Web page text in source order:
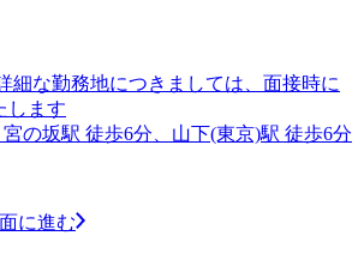
な勤務地につきましては、面接時に
します
の坂駅 徒歩6分、山下(東京)駅 徒歩6分
に進む